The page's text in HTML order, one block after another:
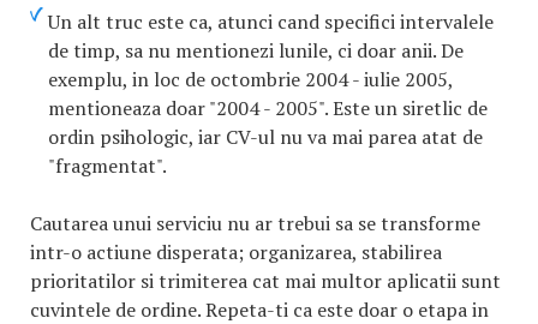
Un alt truc este ca, atunci cand specifici intervalele
de timp, sa nu mentionezi lunile, ci doar anii. De
exemplu, in loc de octombrie 2004 - iulie 2005,
mentioneaza doar "2004 - 2005". Este un siretlic de
ordin psihologic, iar CV-ul nu va mai parea atat de
"fragmentat".
Cautarea unui serviciu nu ar trebui sa se transforme
intr-o actiune disperata; organizarea, stabilirea
prioritatilor si trimiterea cat mai multor aplicatii sunt
cuvintele de ordine. Repeta-ti ca este doar o etapa in